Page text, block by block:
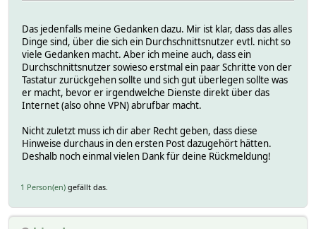
Das jedenfalls meine Gedanken dazu. Mir ist klar, dass das alles
Dinge sind, über die sich ein Durchschnittsnutzer evtl. nicht so
viele Gedanken macht. Aber ich meine auch, dass ein
Durchschnittsnutzer sowieso erstmal ein paar Schritte von der
Tastatur zurückgehen sollte und sich gut überlegen sollte was
er macht, bevor er irgendwelche Dienste direkt über das
Internet (also ohne VPN) abrufbar macht.
Nicht zuletzt muss ich dir aber Recht geben, dass diese
Hinweise durchaus in den ersten Post dazugehört hätten.
Deshalb noch einmal vielen Dank für deine Rückmeldung!
1 Person(en) gefällt das.